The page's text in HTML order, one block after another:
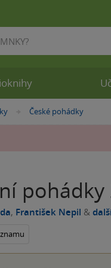
»
České pohádky
pohádky
, František Nepil &